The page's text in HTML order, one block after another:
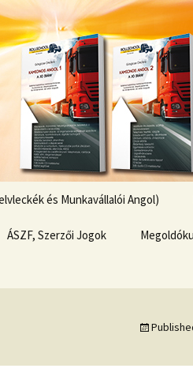
és Munkavállalói Angol)
ÁSZF, Szerzői Jogok